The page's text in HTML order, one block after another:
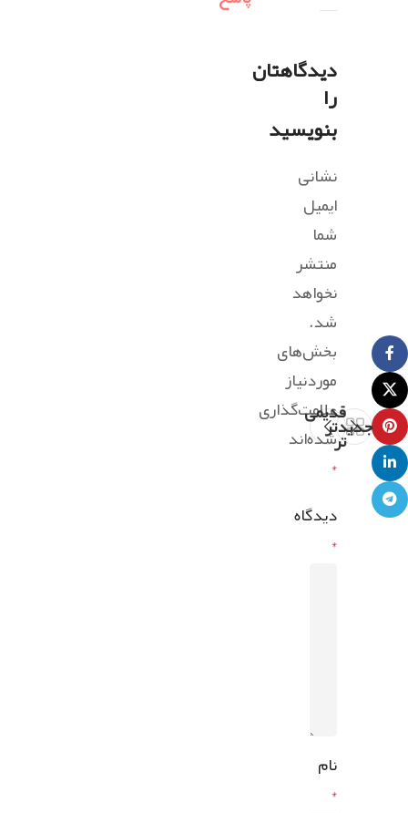
جدیدترقدیمی
تر
دیدگاهتان
را
بنویسید
نشانی
ایمیل
شما
منتشر
نخواهد
شد.
بخش‌های
موردنیاز
علامت‌گذاری
شده‌اند
*
دیدگاه
*
نام
*